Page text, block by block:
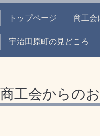
トップページ 商工会
宇治田原町の見どころ
商工会からの